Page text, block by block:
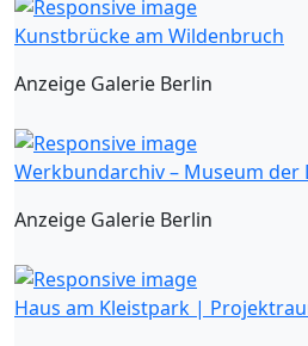
Kunstbrücke am Wildenbruch
Anzeige Galerie Berlin
Werkbundarchiv – Museum der
Anzeige Galerie Berlin
Haus am Kleistpark |